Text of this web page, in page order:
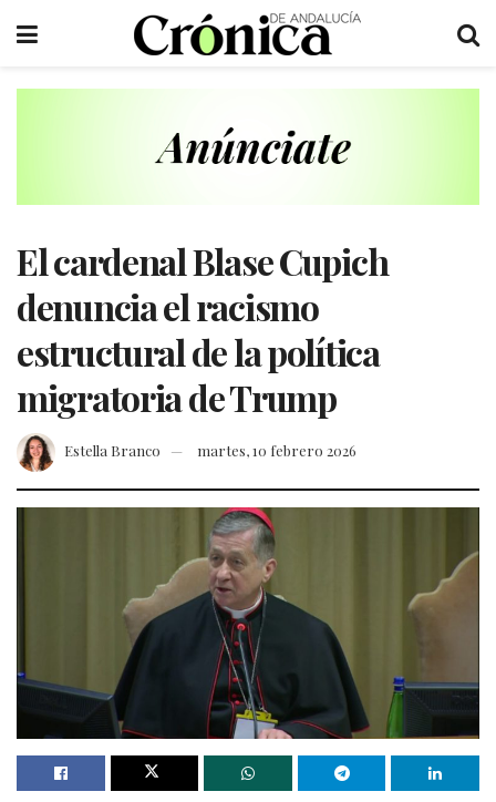
El cardenal Blase Cupich
denuncia el racismo
estructural de la política
migratoria de Trump
Estella Branco martes, 10 febrero 2026